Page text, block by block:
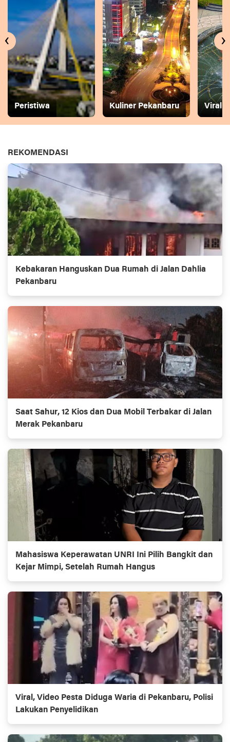
Peristiwa Kuliner Pekanbaru Viral
‹ ›
REKOMENDASI
Kebakaran Hanguskan Dua Rumah di Jalan Dahlia
Pekanbaru
Saat Sahur, 12 Kios dan Dua Mobil Terbakar di Jalan
Merak Pekanbaru
Mahasiswa Keperawatan UNRI Ini Pilih Bangkit dan
Kejar Mimpi, Setelah Rumah Hangus
Viral, Video Pesta Diduga Waria di Pekanbaru, Polisi
Lakukan Penyelidikan